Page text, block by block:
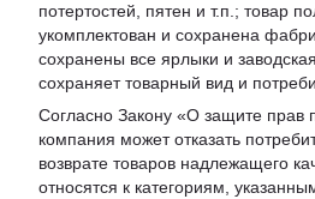
потертостей, пятен и т.п.; товар
укомплектован и сохранена
сохранены все ярлыки и
сохраняет товарный вид и
Согласно Закону «О защите прав
компания может отказать
возврате товаров надлежащего
относятся к категориям,